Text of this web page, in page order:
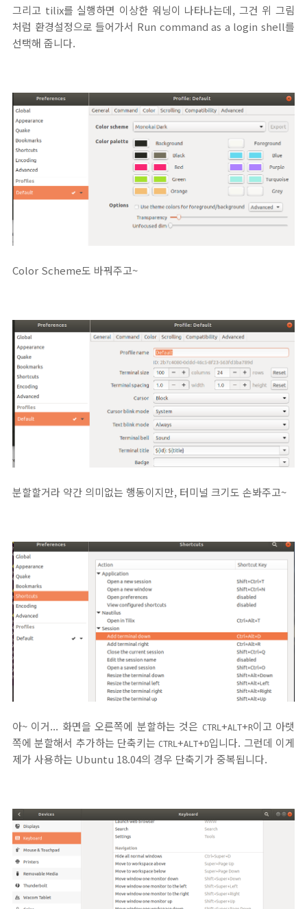
그리고 tilix를 실행하면 이상한 워닝이 나타나는데, 그건 위 그림
처럼 환경설정으로 들어가서 Run command as a login shell를
선택해 줍니다.
Color Scheme도 바꿔주고~
분할할거라 약간 의미없는 행동이지만, 터미널 크기도 손봐주고~
아~ 이거... 화면을 오른쪽에 분할하는 것은 CTRL +ALT+R이고 아랫
쪽에 분할해서 추가하는 단축키는CTRL+ALT+D입니다. 그런데 이게
제가 사용하는 Ubuntu 18.04의 경우 단축기가 중복됩니다.